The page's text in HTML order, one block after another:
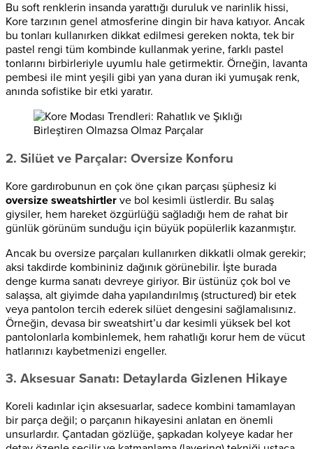
Bu soft renklerin insanda yarattığı duruluk ve narinlik hissi,
Kore tarzının genel atmosferine dingin bir hava katıyor. Ancak
bu tonları kullanırken dikkat edilmesi gereken nokta, tek bir
pastel rengi tüm kombinde kullanmak yerine, farklı pastel
tonlarını birbirleriyle uyumlu hale getirmektir. Örneğin, lavanta
pembesi ile mint yeşili gibi yan yana duran iki yumuşak renk,
anında sofistike bir etki yaratır.
2. Silüet ve Parçalar: Oversize Konforu
Kore gardırobunun en çok öne çıkan parçası şüphesiz ki
oversize sweatshirtler ve bol kesimli üstlerdir. Bu salaş
giysiler, hem hareket özgürlüğü sağladığı hem de rahat bir
günlük görünüm sunduğu için büyük popülerlik kazanmıştır.
Ancak bu oversize parçaları kullanırken dikkatli olmak gerekir;
aksi takdirde kombininiz dağınık görünebilir. İşte burada
denge kurma sanatı devreye giriyor. Bir üstünüz çok bol ve
salaşsa, alt giyimde daha yapılandırılmış (structured) bir etek
veya pantolon tercih ederek silüet dengesini sağlamalısınız.
Örneğin, devasa bir sweatshirt’u dar kesimli yüksek bel kot
pantolonlarla kombinlemek, hem rahatlığı korur hem de vücut
hatlarınızı kaybetmenizi engeller.
3. Aksesuar Sanatı: Detaylarda Gizlenen Hikaye
Koreli kadınlar için aksesuarlar, sadece kombini tamamlayan
bir parça değil; o parçanın hikayesini anlatan en önemli
unsurlardır. Çantadan gözlüğe, şapkadan kolyeye kadar her